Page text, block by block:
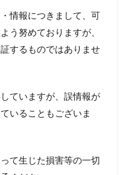
情報につきまして、可
う努めておりますが、
するものではありませ
ていますが、誤情報が
いることもございま
て生じた損害等の一切